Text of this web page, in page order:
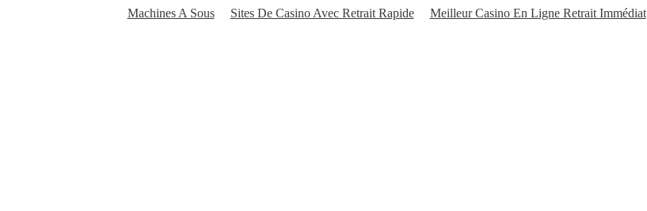
Machines A Sous Sites De Casino Avec Retrait Rapide Meilleur Casino En Ligne Retrait Immédiat